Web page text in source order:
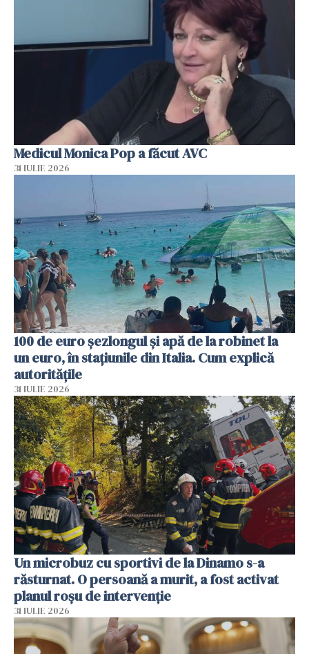
Medicul Monica Pop a făcut AVC
31 IULIE 2026
100 de euro șezlongul și apă de la robinet la
un euro, în stațiunile din Italia. Cum explică
autoritățile
31 IULIE 2026
Un microbuz cu sportivi de la Dinamo s-a
răsturnat. O persoană a murit, a fost activat
planul roșu de intervenție
31 IULIE 2026